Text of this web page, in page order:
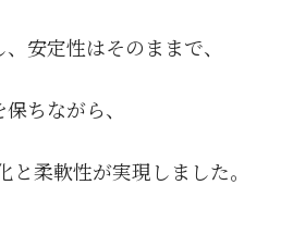
安定性はそのままで、
ちながら、
と柔軟性が実現しました。